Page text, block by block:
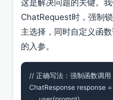
这是解决问题的关键。
ChatRequest时，强制
主选择，同时自定义函
的入参。
// 正确写法：强制函数调
ChatResponse response